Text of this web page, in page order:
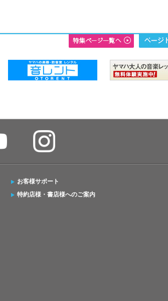
お客様サポート
特約店様・書店様へのご案内